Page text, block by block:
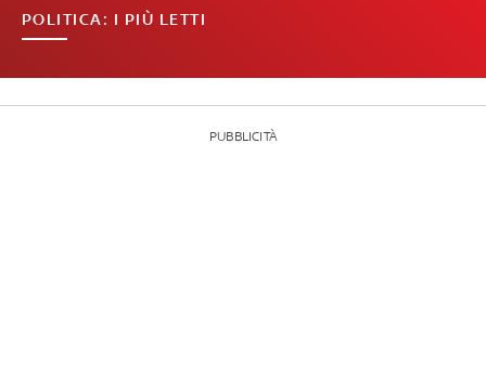
POLITICA: I PIÙ LETTI
PUBBLICITÀ